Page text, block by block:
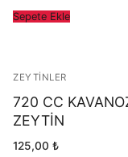
Sepete Ekle
ZEYTINLER
720 CC
ZEYTİN
125,00 ₺